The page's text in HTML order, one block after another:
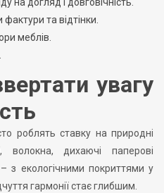
та відтінки.
меблів.
увагу
роблять ставку на природні
волокна, дихаючі паперові
з екологічними покриттями у
гармонії стає глибшим.